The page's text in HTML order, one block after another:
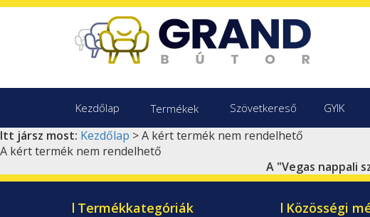
Kezdőlap Termékek Szövetkereső GYIK
Itt jársz most: Kezdőlap > A kért termék nem rendelhető
A kért termék nem rendelhető
A "Vegas nappali
Termékkategóriák Közösségi